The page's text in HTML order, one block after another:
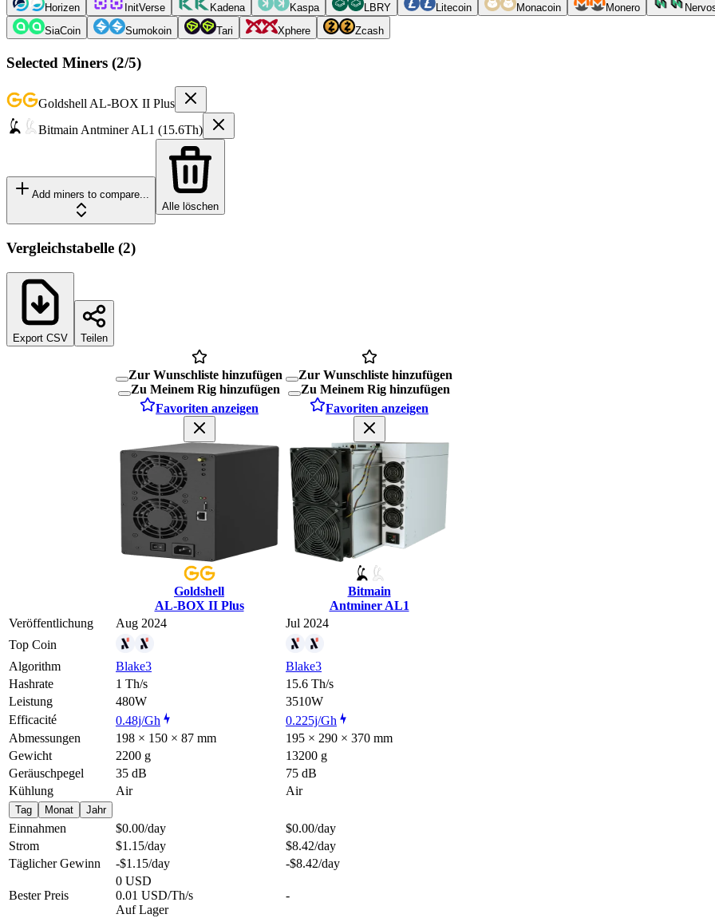
Horizen
InitVerse Kadena Kaspa LBRY Litecoin Monacoin Monero
SiaCoin
Sumokoin Tari Xphere Zcash
Selected Miners (2/5)
Goldshell AL-BOX II Plus
Bitmain Antminer AL1 (15.6Th)
Add miners to compare...
Alle löschen
Vergleichstabelle (2)
Export CSV Teilen
Zur Wunschliste hinzufügen
Zu Meinem Rig hinzufügen
Favoriten anzeigen
Goldshell
AL-BOX II Plus
Zur Wunschliste hinzufügen
Zu Meinem Rig hinzufügen
Favoriten anzeigen
Bitmain
Antminer AL1
Veröffentlichung
Aug 2024
Jul 2024
Top Coin
Algorithm
Blake3
Blake3
Hashrate
1 Th/s
15.6 Th/s
Leistung
480W
3510W
Efficacité
0.48j/Gh
0.225j/Gh
Abmessungen
198 × 150 × 87 mm
195 × 290 × 370 mm
Gewicht
2200 g
13200 g
Geräuschpegel
35 dB
75 dB
Kühlung
Air Air
Tag Monat Jahr
Einnahmen $0.00/day $0.00/day
Strom
$1.15/day $8.42/day
Täglicher Gewinn
-$1.15/day -$8.42/day
Bester Preis
0 USD
0.01 USD/Th/s
Auf Lager
-